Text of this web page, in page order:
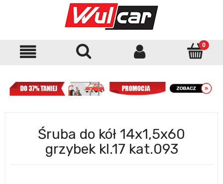
Śruba do kół 14x1,5x60
grzybek kl.17 kat.093